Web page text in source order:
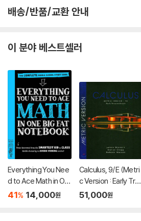
배송/반품/교환 안내
이 분야 베스트셀러
Everything You Nee
d to Ace Math in On
e Big Fat Notebook
41% 14,000원
Calculus, 9/E (Metri
c Version : Early Tran
scendentals)
51,000원